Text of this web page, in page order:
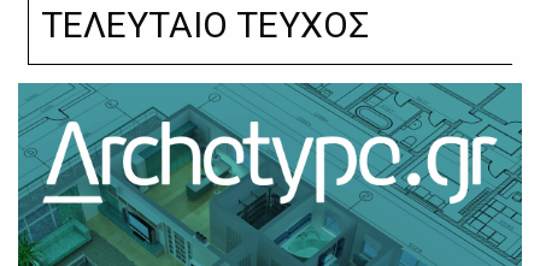
ΤΕΛΕΥΤΑΙΟ ΤΕΥΧΟΣ